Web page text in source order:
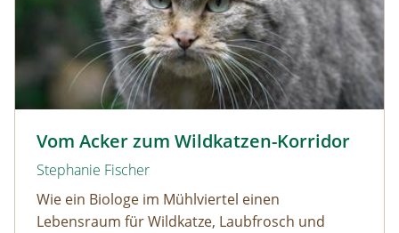
Vom Acker zum Wildkatzen-Korridor
Stephanie Fischer
Wie ein Biologe im Mühlviertel einen
Lebensraum für Wildkatze, Laubfrosch und